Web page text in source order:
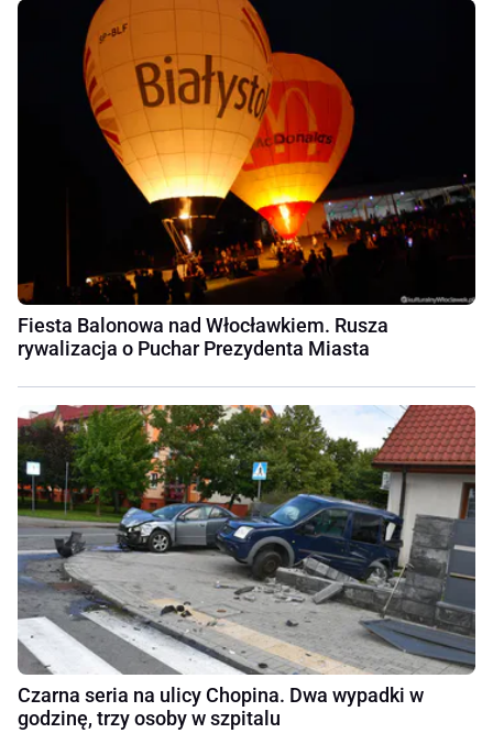
Fiesta Balonowa nad Włocławkiem. Rusza
rywalizacja o Puchar Prezydenta Miasta
Czarna seria na ulicy Chopina. Dwa wypadki w
godzinę, trzy osoby w szpitalu